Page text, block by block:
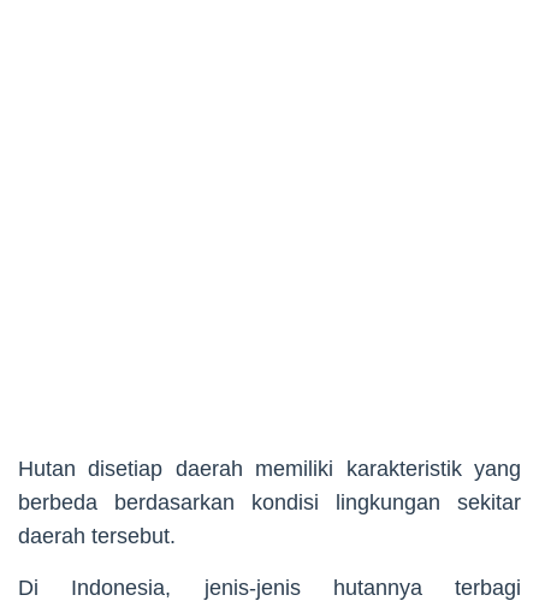
Hutan disetiap daerah memiliki karakteristik yang
berbeda berdasarkan kondisi lingkungan sekitar
daerah tersebut.
Di Indonesia, jenis-jenis hutannya terbagi